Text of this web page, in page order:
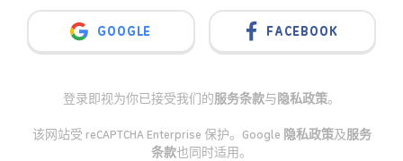
GOOGLE FACEBOOK
登录即视为你已接受我们的服务条款与隐私政策。
该网站受 reCAPTCHA Enterprise 保护。Google 隐私政策及服务
条款也同时适用。